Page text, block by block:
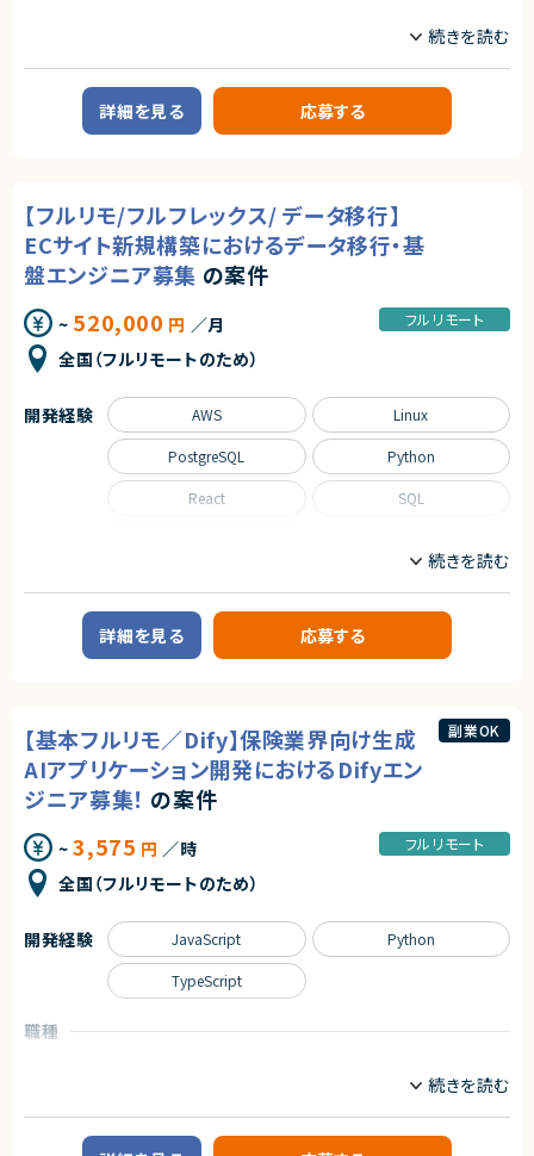
個人問わず）
個人開発や技術検証を通じて継続的にアウトプットしている方（※制作物や
GitHub等でアウトプットをご共有いただける方歓迎）
ReactまたはLaravelを用いた開発経験
AWS環境での開発経験
Cursor、Claude、Copilot等のAIツール活用経験
テストコード作成や自動化の経験
開発プロセス改善に携わった経験
契約形態
業務委託(準委任契約)
契約元
株式会社LASSIC
エージェントから
◎最新のAIツールを活用したAI駆動開発の実践経験を積めます！
◎プロダクトチームと連携し、上流工程から関われる環境です！
業務内容
HR系クラウドサービスを展開する企業にて、自社プロダクトの開発を行って
企業の人材管理・アルムナイ領域を支援するクラウドシステムの開発プロジ
ェクトです。
■業務内容
React/TypeScriptを用いたWeb画面の開発・改修
PHP/Laravelを用いたバックエンド開発
API実装およびデータ連携処理の開発
既存機能の不具合修正・保守対応
生成AIを活用したコーディングおよびテストコード作成
テスト実施および品質確認
設計、実装、テスト
PHPまたはTypeScriptを用いたWebアプリケーション開発経験（1年以上）
Gitを用いたチーム開発経験
ChatGPT、GitHub Copilot等の生成AIを活用した開発に興味がある方
■歓迎スキル
React/TypeScriptを用いたフロントエンド開発経験
個人開発や技術検証の経験（GitHub公開歓迎）
契約形態
業務委託(準委任契約)
契約元
株式会社LASSIC
エージェントから
◎AIツールをフル活用した次世代の開発スタイルを経験できます！
◎フロント～バックまで横断したスキルアップが可能です！
◎自社プロダクトの中核プロジェクトに関われます！
詳細を見る 応募する
【フルリモ/フルフレックス/ データ移行】
ECサイト新規構築におけるデータ移行・基
盤エンジニア募集 の案件
~ 520,000 円 ／月
全国（フルリモートのため）
フルリモート
職種
インフラエンジニア/SRE サーバーサイドエンジニア
業務内容
■プロダクトやサービスの概要
・ECサイト開発案件
・商品管理、カート機能、決済機能を中心としたサービス構築
・親会社のポイントシステムとの連携を予定
■業務内容
・データ保持方式の検討、設計および技術検証
・大量データ移行に向けたプロトタイプ作成
・稼働後の差分データ取り込み処理の設計・実装
・データ保持方式に応じたデータベース構築
・本番インフラ環境の構築
・データ移行リハーサルの実施
・UAT（ユーザー受入テスト）環境へのデータ移行
・要件整理
開発経験 AWS Linux
PostgreSQL Python
React SQL
詳細を見る 応募する
【基本フルリモ／Dify】保険業界向け生成
AIアプリケーション開発におけるDifyエン
ジニア募集！ の案件
~3,575 円 ／時
全国（フルリモートのため）
フルリモート
副業OK
職種
業務内容
■案件概要
開発経験 JavaScript Python
TypeScript